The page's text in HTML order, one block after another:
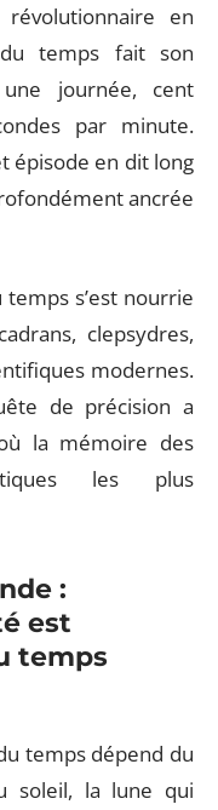
en
temps fait son
journée, cent
par minute.
épisode en dit long
ancrée
s’est nourrie
clepsydres,
modernes.
de précision a
la mémoire des
les plus
:
est
temps
temps dépend du
soleil, la lune qui